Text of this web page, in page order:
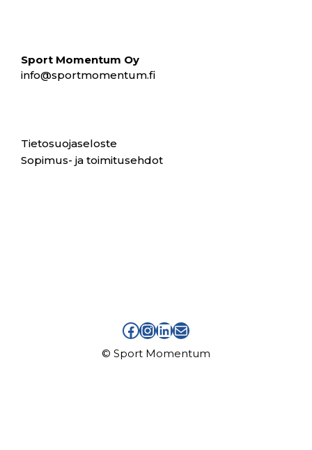
Sport Momentum Oy
info@sportmomentum.fi
Tietosuojaseloste
Sopimus- ja toimitusehdot
facebook sport momentum
instagram sport momentum
linkedin sport momentum
sähköpostiosoite info at sportmomentum piste fi
© Sport Momentum